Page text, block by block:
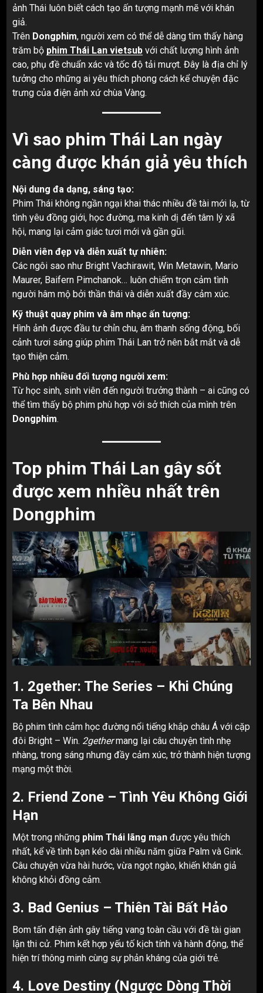
ảnh Thái luôn biết cách tạo ấn tượng mạnh mẽ với khán
giả.
Trên Dongphim, người xem có thể dễ dàng tìm thấy hàng
trăm bộ phim Thái Lan vietsub với chất lượng hình ảnh
cao, phụ đề chuẩn xác và tốc độ tải mượt. Đây là địa chỉ lý
tưởng cho những ai yêu thích phong cách kể chuyện đặc
trưng của điện ảnh xứ chùa Vàng.
Vì sao phim Thái Lan ngày
càng được khán giả yêu thích
Nội dung đa dạng, sáng tạo:
Phim Thái không ngần ngại khai thác nhiều đề tài mới lạ, từ
tình yêu đồng giới, học đường, ma kinh dị đến tâm lý xã
hội, mang lại cảm giác tươi mới và gần gũi.
Diễn viên đẹp và diễn xuất tự nhiên:
Các ngôi sao như Bright Vachirawit, Win Metawin, Mario
Maurer, Baifern Pimchanok… luôn chiếm trọn cảm tình
người hâm mộ bởi thần thái và diễn xuất đầy cảm xúc.
Kỹ thuật quay phim và âm nhạc ấn tượng:
Hình ảnh được đầu tư chỉn chu, âm thanh sống động, bối
cảnh tươi sáng giúp phim Thái Lan trở nên bắt mắt và dễ
tạo thiện cảm.
Phù hợp nhiều đối tượng người xem:
Từ học sinh, sinh viên đến người trưởng thành – ai cũng có
thể tìm thấy bộ phim phù hợp với sở thích của mình trên
Dongphim.
Top phim Thái Lan gây sốt
được xem nhiều nhất trên
Dongphim
1. 2gether: The Series – Khi Chúng
Ta Bên Nhau
Bộ phim tình cảm học đường nổi tiếng khắp châu Á với cặp
đôi Bright – Win. 2gethermang lại câu chuyện tình nhẹ
nhàng, trong sáng nhưng đầy cảm xúc, trở thành hiện tượng
mạng một thời.
2. Friend Zone – Tình Yêu Không Giới
Hạn
Một trong những phim Thái lãng mạn được yêu thích
nhất, kể về tình bạn kéo dài nhiều năm giữa Palm và Gink.
Câu chuyện vừa hài hước, vừa ngọt ngào, khiến khán giả
không khỏi đồng cảm.
3. Bad Genius – Thiên Tài Bất Hảo
Bom tấn điện ảnh gây tiếng vang toàn cầu với đề tài gian
lận thi cử. Phim kết hợp yếu tố kịch tính và hành động, thể
hiện trí thông minh cùng sự phản kháng của giới trẻ.
4. Love Destiny (Ngược Dòng Thời